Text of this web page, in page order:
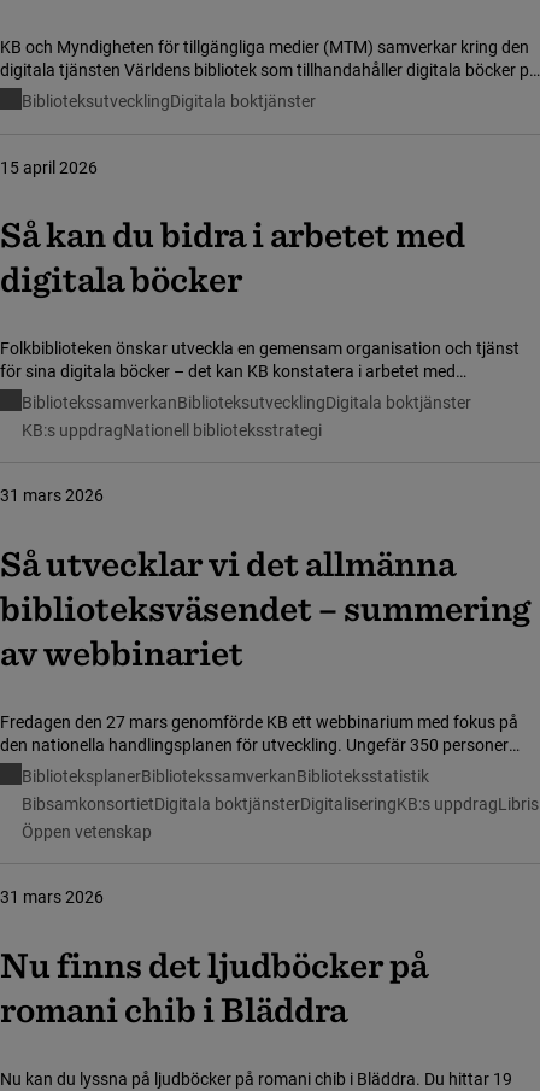
KB och Myndigheten för tillgängliga medier (MTM) samverkar kring den
digitala tjänsten Världens bibliotek som tillhandahåller digitala böcker på
mångspråk. Den 27 maj flyttar Världens bibliotek till en ny plattform,
vilket innebär några förändringar som är bra att känna till för dig som
BiblioteksutvecklingDigitala boktjänster
Så kan du bidra i arbetet med
digitala böcker
15 april 2026
Folkbiblioteken önskar utveckla en gemensam organisation och tjänst
för sina digitala böcker – det kan KB konstatera i arbetet med
regeringsuppdraget om digitala böcker på folkbiblioteken. KB arbetar nu
vidare för att detta ska utformas på bästa möjliga sätt. Du som
folkbibliotekschef kan bidra genom att sprida information om arbetet.
BibliotekssamverkanBiblioteksutvecklingDigitala boktjänster
KB:s uppdragNationell biblioteksstrategi
Så utveck­lar vi det allmän­na
bibli­o­teks­vä­sen­det – summering
av webbinariet
31 mars 2026
Fredagen den 27 mars genomförde KB ett webbinarium med fokus på
den nationella handlingsplanen för utveckling. Ungefär 350 personer
anslöt till webbinariet. Tack till alla som hade möjlighet att delta!
BiblioteksplanerBibliotekssamverkanBiblioteksstatistik
BibsamkonsortietDigitala boktjänsterDigitaliseringKB:s uppdragLibris
Öppen vetenskap
Nu finns det ljudböcker på
romani chib i Bläddra
31 mars 2026
Nu kan du lyssna på ljudböcker på romani chib i Bläddra. Du hittar 19